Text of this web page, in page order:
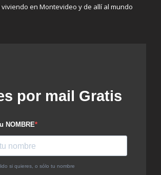
en Montevideo y de allí al mundo